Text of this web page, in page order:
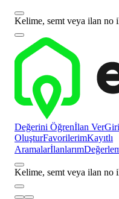
Kelime, semt veya ilan no
Değerini Öğrenİlan Ver
OluşturFavorilerimKayıtlı
Aramalarİlanlarım
Kelime, semt veya ilan no